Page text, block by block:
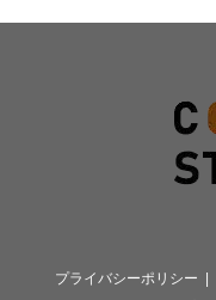
プライバシーポリシー